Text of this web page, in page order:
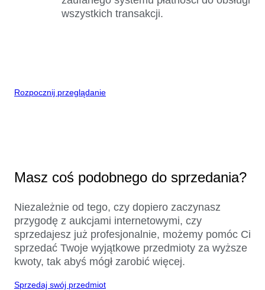
wszystkich transakcji.
Rozpocznij przeglądanie
Masz coś podobnego do sprzedania?
Niezależnie od tego, czy dopiero zaczynasz
przygodę z aukcjami internetowymi, czy
sprzedajesz już profesjonalnie, możemy pomóc Ci
sprzedać Twoje wyjątkowe przedmioty za wyższe
kwoty, tak abyś mógł zarobić więcej.
Sprzedaj swój przedmiot